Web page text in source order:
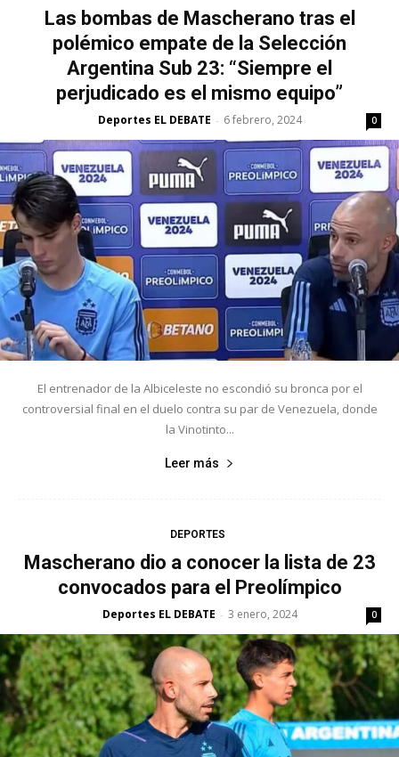
Las bombas de Mascherano tras el
polémico empate de la Selección
Argentina Sub 23: “Siempre el
perjudicado es el mismo equipo”
Deportes EL DEBATE - 6 febrero, 2024 0
El entrenador de la Albiceleste no escondió su bronca por el
controversial final en el duelo contra su par de Venezuela, donde
la Vinotinto...
Leer más
DEPORTES
Mascherano dio a conocer la lista de 23
convocados para el Preolímpico
Deportes EL DEBATE - 3 enero, 2024 0